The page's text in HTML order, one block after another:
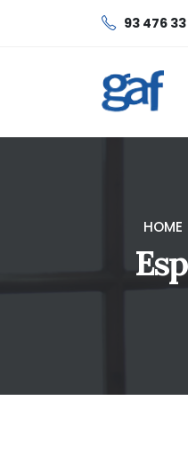
93 476
HOME